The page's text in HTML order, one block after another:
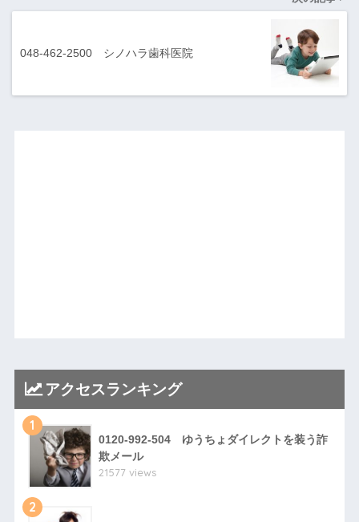
048-462-2500 シノハラ歯科医院
アクセスランキング
1
0120-992-504 ゆうちょダイレクトを装う詐
欺メール
21577 views
2